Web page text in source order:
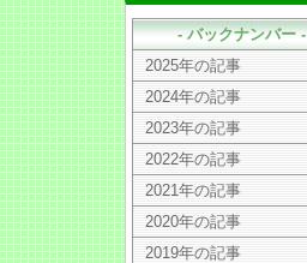
- バックナンバー -
2025年の記事
2024年の記事
2023年の記事
2022年の記事
2021年の記事
2020年の記事
2019年の記事